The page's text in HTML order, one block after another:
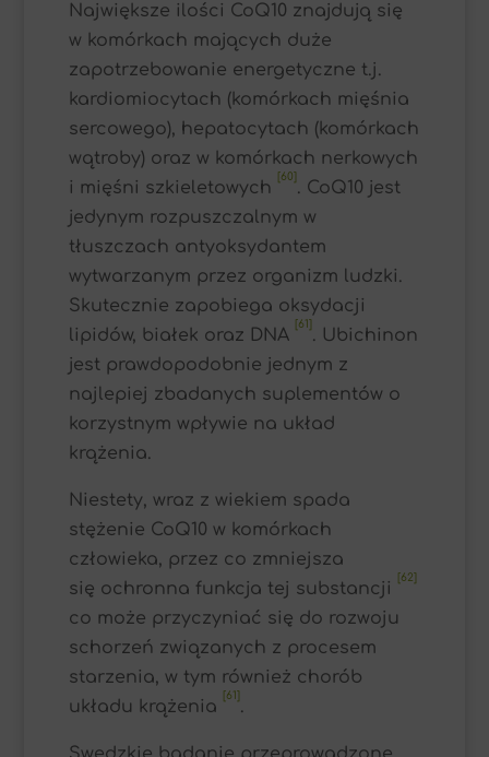
Największe ilości CoQ10 znajdują się
w komórkach mających duże
zapotrzebowanie energetyczne t.j.
kardiomiocytach (komórkach mięśnia
sercowego), hepatocytach (komórkach
wątroby) oraz w komórkach nerkowych
i mięśni szkieletowych
[60]
. CoQ10 jest
jedynym rozpuszczalnym w
tłuszczach antyoksydantem
wytwarzanym przez organizm ludzki.
Skutecznie zapobiega oksydacji
lipidów, białek oraz DNA
[61]
. Ubichinon
jest prawdopodobnie jednym z
najlepiej zbadanych suplementów o
korzystnym wpływie na układ
krążenia.
Niestety, wraz z wiekiem spada
stężenie CoQ10 w komórkach
człowieka, przez co zmniejsza
się ochronna funkcja tej substancji
[62]
co może przyczyniać się do rozwoju
schorzeń związanych z procesem
starzenia, w tym również chorób
układu krążenia
[61]
.